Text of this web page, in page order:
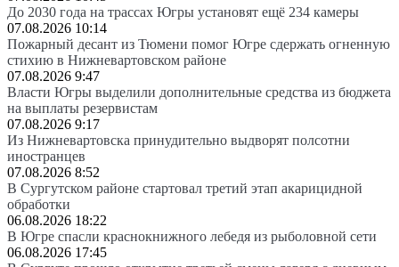
До 2030 года на трассах Югры установят ещё 234 камеры
07.08.2026 10:14
Пожарный десант из Тюмени помог Югре сдержать огненную
стихию в Нижневартовском районе
07.08.2026 9:47
Власти Югры выделили дополнительные средства из бюджета
на выплаты резервистам
07.08.2026 9:17
Из Нижневартовска принудительно выдворят полсотни
иностранцев
07.08.2026 8:52
В Сургутском районе стартовал третий этап акарицидной
обработки
06.08.2026 18:22
В Югре спасли краснокнижного лебедя из рыболовной сети
06.08.2026 17:45